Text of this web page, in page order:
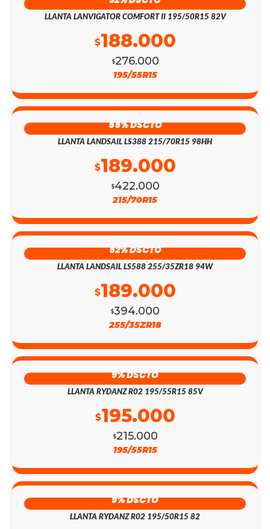
LLANTA LANVIGATOR COMFORT II 195/50R15 82V
$276.000
$188.000
195/55R15
55% DSCTO
LLANTA LANDSAIL LS388 215/70R15 98HH
$422.000
$189.000
215/70R15
52% DSCTO
LLANTA LANDSAIL LS588 255/35ZR18 94W
$394.000
$189.000
255/35ZR18
9% DSCTO
LLANTA RYDANZ R02 195/55R15 85V
$215.000
$195.000
195/55R15
9% DSCTO
LLANTA RYDANZ R02 195/50R15 82